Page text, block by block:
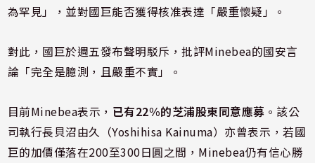
為罕見」，並對國巨能否獲得核准表達「嚴重懷疑」。
對此，國巨於週五發布聲明駁斥，批評Minebea的國安言
論「完全是臆測，且嚴重不實」。
目前Minebea表示， 已有22%的芝浦股東同意應募 。該公
司執行長貝沼由久（Yoshihisa Kainuma）亦曾表示，若國
巨的加價僅落在200至300日圓之間，Minebea仍有信心勝